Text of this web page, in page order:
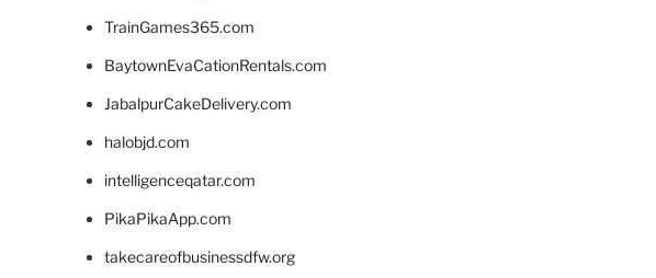
TrainGames365.com
BaytownEvaCationRentals.com
JabalpurCakeDelivery.com
halobjd.com
intelligenceqatar.com
PikaPikaApp.com
takecareofbusinessdfw.org